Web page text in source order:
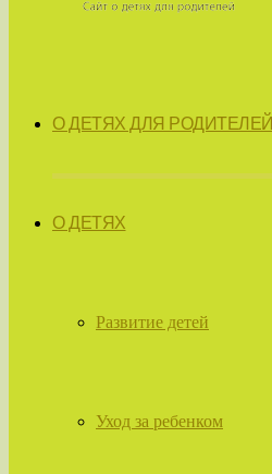
О ДЕТЯХ ДЛЯ РОДИТЕЛЕЙ
О ДЕТЯХ
Развитие детей
Уход за ребенком